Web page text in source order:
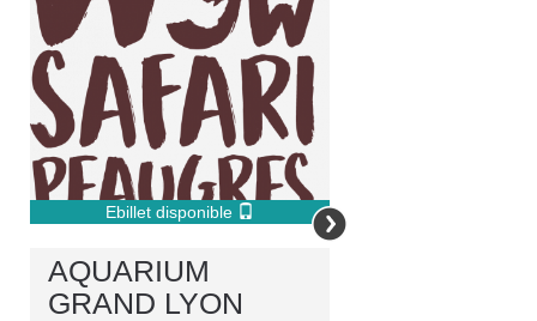
Ebillet disponible
AQUARIUM
GRAND LYON